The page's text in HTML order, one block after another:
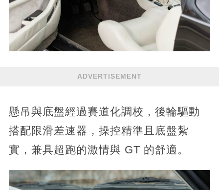
ADVERTISEMENT
懸吊與底盤經過賽道化調校，後輪驅動
搭配限滑差速器，操控精準且底盤紮
實，兼具超跑的激情與 GT 的舒適。